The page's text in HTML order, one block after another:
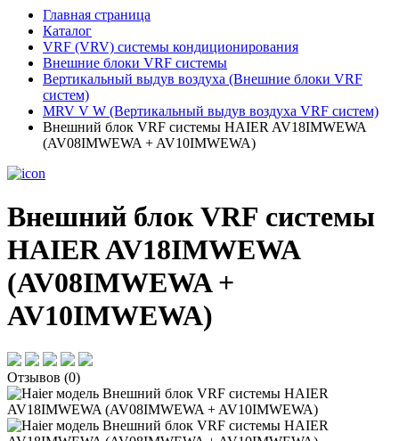
Главная страница
Каталог
VRF (VRV) системы кондиционирования
Внешние блоки VRF системы
Вертикальный выдув воздуха (Внешние блоки VRF
систем)
MRV V W (Вертикальный выдув воздуха VRF систем)
Внешний блок VRF системы HAIER AV18IMWEWA
(AV08IMWEWA + AV10IMWEWA)
Внешний блок VRF системы
HAIER AV18IMWEWA
(AV08IMWEWA +
AV10IMWEWA)
Отзывов (0)